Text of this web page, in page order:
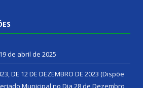
19 de abril de 2025
DE 12 DE DEZEMBRO DE 2023 (Dispõe